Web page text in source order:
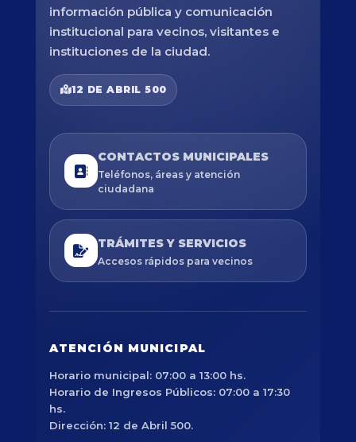
información pública y comunicación
institucional para vecinos, visitantes e
instituciones de la ciudad.
12 DE ABRIL 500
CONTACTOS MUNICIPALES
Teléfonos, áreas y atención
ciudadana
TRÁMITES Y SERVICIOS
Accesos rápidos para vecinos
ATENCIÓN MUNICIPAL
Horario municipal: 07:00 a 13:00 hs.
Horario de Ingresos Públicos: 07:00 a 17:30
hs.
Dirección: 12 de Abril 500.